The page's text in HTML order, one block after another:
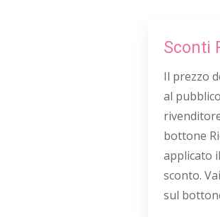
Sconti
Il prezzo
al
bottone
applicato
sconto.
sul